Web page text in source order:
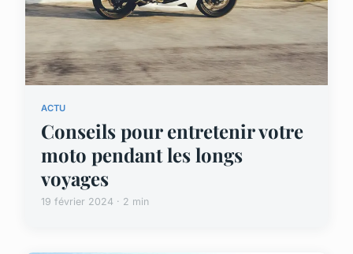
ACTU
Conseils pour entretenir votre
moto pendant les longs
voyages
19 février 2024 · 2 min